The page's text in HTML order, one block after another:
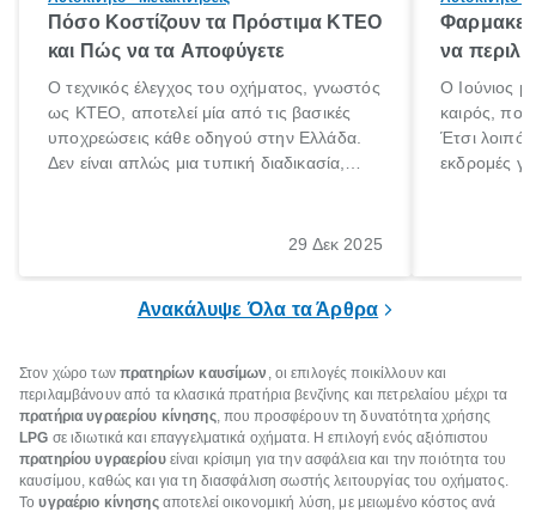
Πόσο Κοστίζουν τα Πρόστιμα ΚΤΕΟ
και Πώς να τα Αποφύγετε
Ο τεχνικός έλεγχος του οχήματος, γνωστός
ως ΚΤΕΟ, αποτελεί μία από τις βασικές
υποχρεώσεις κάθε οδηγού στην Ελλάδα.
Δεν είναι απλώς μια τυπική διαδικασία,
οδηγών και του περιβάλλοντος. Ωστόσο,
29 Δεκ 2025
να
Ο Ιούνιος
καιρός, που
Έτσι
εκδρομές
Ανακάλυψε Όλα τα Άρθρα
Στον χώρο των πρατηρίων καυσίμων , οι επιλογές ποικίλλουν και
περιλαμβάνουν από τα κλασικά πρατήρια βενζίνης και πετρελαίου μέχρι τα
πρατήρια υγραερίου κίνησης, που προσφέρουν τη δυνατότητα χρήσης
LPG σε ιδιωτικά και επαγγελματικά οχήματα. Η επιλογή ενός αξιόπιστου
πρατηρίου υγραερίουείναι κρίσιμη για την ασφάλεια και την ποιότητα του
καυσίμου, καθώς και για τη διασφάλιση σωστής λειτουργίας του οχήματος.
Τουγραέριο κίνησηςαποτελεί οικονομική λύση, με μειωμένο κόστος ανά